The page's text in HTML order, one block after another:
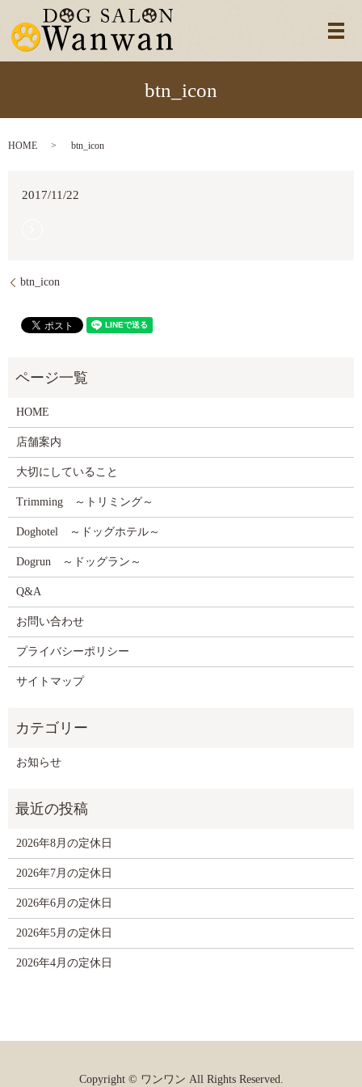
メ
btn_icon
HOME btn_icon
2017/11/22
btn_icon
HOME
店舗案内
大切にしていること
Trimming ～トリミング～
Doghotel ～ドッグホテル～
Dogrun ～ドッグラン～
Q&A
お問い合わせ
プライバシーポリシー
サイトマップ
お知らせ
2026年8月の定休日
2026年7月の定休日
2026年6月の定休日
2026年5月の定休日
2026年4月の定休日
Copyright © ワンワン All Rights Reserved.